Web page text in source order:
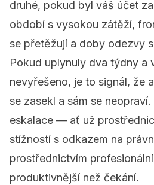
druhé, pokud byl váš účet
období s vysokou zátěží,
se přetěžují a doby odezvy
Pokud uplynuly dva týdny a
nevyřešeno, je to signál, že
se zasekl a sám se
eskalace — ať už
stížností s odkazem na
prostřednictvím
produktivnější než čekání.